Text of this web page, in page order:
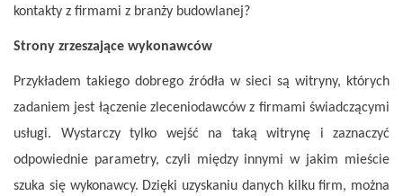
kontakty z firmami z branży budowlanej?
Strony zrzeszające wykonawców
Przykładem takiego dobrego źródła w sieci są witryny, których
zadaniem jest łączenie zleceniodawców z firmami świadczącymi
usługi. Wystarczy tylko wejść na taką witrynę i zaznaczyć
odpowiednie parametry, czyli między innymi w jakim mieście
szuka się wykonawcy. Dzięki uzyskaniu danych kilku firm, można